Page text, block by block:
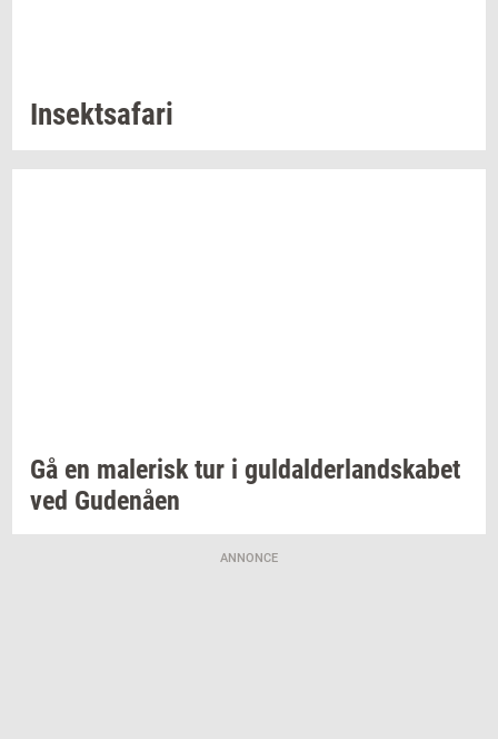
In­sekt­s­a­fa­ri
Gå en ma­le­risktur i gul­dal­der­land­ska­bet
ved Gu­denå­en
ANNONCE